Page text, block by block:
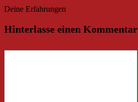
Deine Erfahrungen
Hinterlasse einen Kommentar